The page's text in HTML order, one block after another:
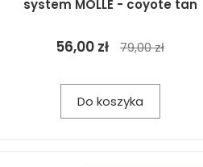
system MOLLE - coyote tan
56,00 zł 79,00 zł
Do koszyka